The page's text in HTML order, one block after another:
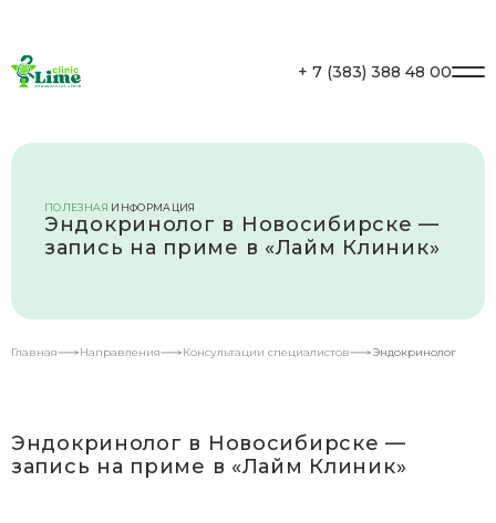
+ 7 (383) 388 48 00
ПОЛЕЗНАЯ ИНФОРМАЦИЯ
Эндокринолог в Новосибирске —
запись на приме в «Лайм Клиник»
Главная Направления Консультации специалистов Эндокринолог
Эндокринолог в Новосибирске —
запись на приме в «Лайм Клиник»